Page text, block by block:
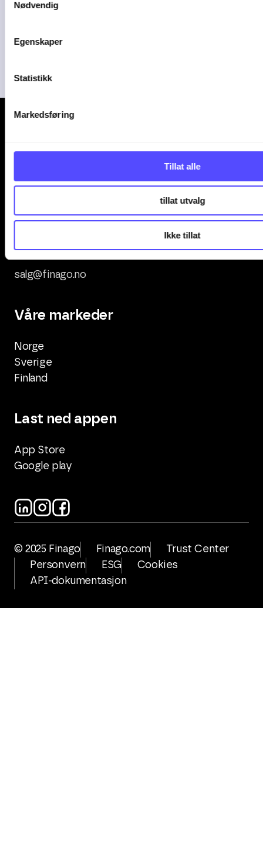
Nødvendig
Egenskaper
Statistikk
Markedsføring
Tillat alle
tillat utvalg
Ikke tillat
Amendo Group AS
Kontakt oss
+47 247 00 000
office.support@finago.no
salg@finago.no
Våre markeder
Norge
Sverige
Finland
Last ned appen
App Store
Google play
© 2025 Finago Finago.com
Trust Center
Personvern
ESG
Cookies
API-dokumentasjon